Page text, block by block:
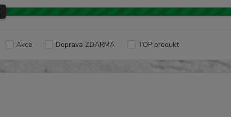
Akce Doprava ZDARMA TOP produkt